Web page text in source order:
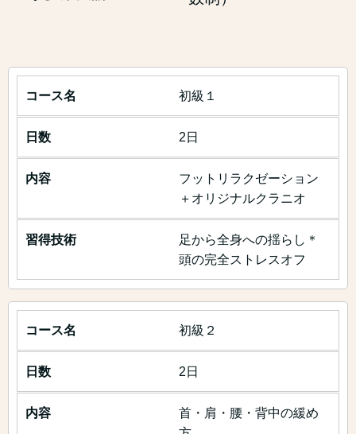
初級１
2日
フットリラクゼーション
＋オリジナルクラニオ
足から全身への揺らし＊
頭の完全ストレスオフ
初級２
2日
首・肩・腰・背中の緩め